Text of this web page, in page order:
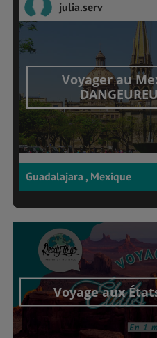
julia.serv
Voyager au
Guadalajara , Mexique
Voyage aux